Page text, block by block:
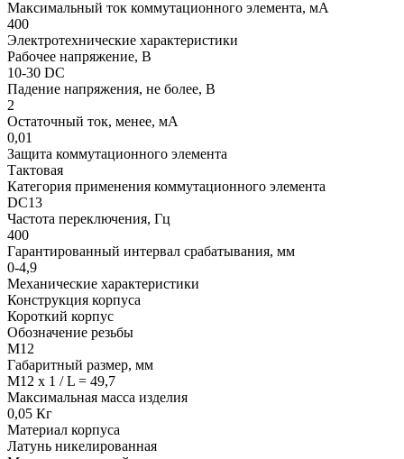
Максимальный ток коммутационного элемента, мА
400
Электротехнические характеристики
Рабочее напряжение, В
10-30 DC
Падение напряжения, не более, В
2
Остаточный ток, менее, мА
0,01
Защита коммутационного элемента
Тактовая
Категория применения коммутационного элемента
DC13
Частота переключения, Гц
400
Гарантированный интервал срабатывания, мм
0-4,9
Механические характеристики
Конструкция корпуса
Короткий корпус
Обозначение резьбы
М12
Габаритный размер, мм
M12 x 1 / L = 49,7
Максимальная масса изделия
0,05 Кг
Материал корпуса
Латунь никелированная